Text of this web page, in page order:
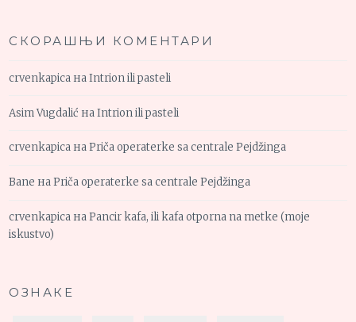
СКОРАШЊИ КОМЕНТАРИ
crvenkapica наIntrion ili pasteli
Asim Vugdalić наIntrion ili pasteli
crvenkapica наPriča operaterke sa centrale Pejdžinga
Bane наPriča operaterke sa centrale Pejdžinga
crvenkapica наPancir kafa, ili kafa otporna na metke (moje
iskustvo)
ОЗНАКЕ